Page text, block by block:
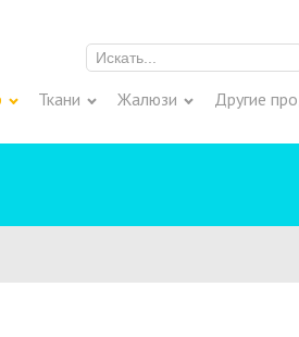
Meklēt:
Ткани Жалюзи Другие